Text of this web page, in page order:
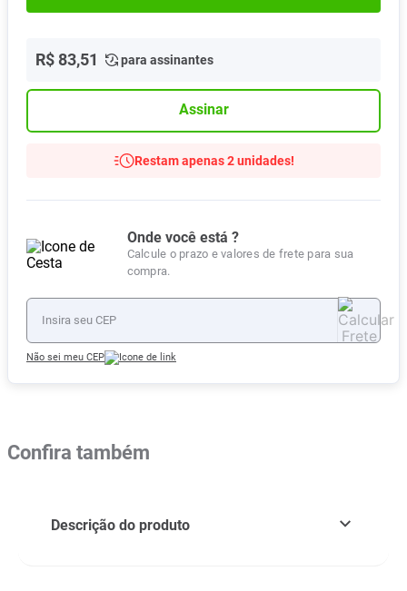
R$83,51 para assinantes
Assinar
Restam apenas 2 unidades!
Onde você está ?
Calcule o prazo e valores de frete para sua
compra.
Não sei meu CEP
Confira também
Descrição do produto